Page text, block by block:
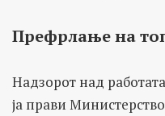
Префрлање на
Надзорот над
ја прави